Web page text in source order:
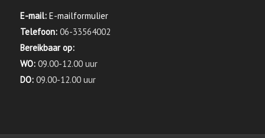
E-mail: E-mailformulier
Telefoon: 06-33564002
Bereikbaar op:
WO: 09.00-12.00 uur
DO: 09.00-12.00 uur